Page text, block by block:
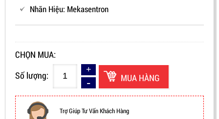
Nhãn Hiệu: Mekasentron
CHỌN MUA:
Số lượng:
MUA HÀNG
Trợ Giúp Tư Vấn Khách Hàng